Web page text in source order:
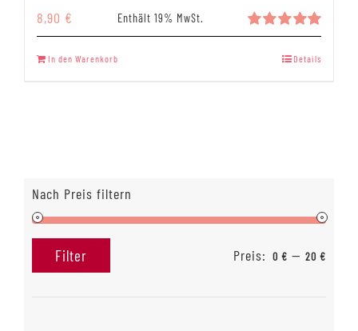
Bewertet
5.00
8,90 € Enthält 19% MwSt.
In den Warenkorb Details
Nach Preis filtern
Filter Preis: 0 € — 20 €